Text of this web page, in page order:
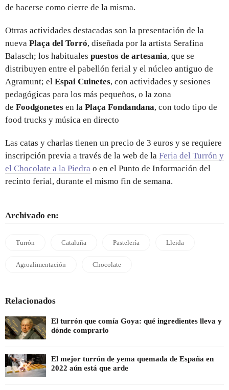
de hacerse como cierre de la misma.
Otrras actividades destacadas son la presentación de la
nueva Plaça del Torró, diseñada por la artista Serafina
Balasch; los habituales puestos de artesania, que se
distribuyen entre el pabellón ferial y el núcleo antiguo de
Agramunt; el Espai Cuinetes, con actividades y sesiones
pedagógicas para los más pequeños, o la zona
de Foodgonetes en la Plaça Fondandana, con todo tipo de
food trucks y música en directo
Las catas y charlas tienen un precio de 3 euros y se requiere
inscripción previa a través de la web de la Feria del Turrón y
el Chocolate a la Piedra o en el Punto de Información del
recinto ferial, durante el mismo fin de semana.
Archivado en:
Turrón Cataluña Pastelería Lleida
Agroalimentación Chocolate
Relacionados
El turrón que comía Goya: qué ingredientes lleva y
dónde comprarlo
El mejor turrón de yema quemada de España en
2022 aún está que arde